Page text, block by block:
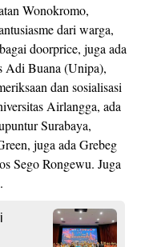
Wonokromo,
dari warga,
doorprice, juga ada
Adi Buana (Unipa),
dan sosialisasi
Airlangga, ada
Surabaya,
juga ada Grebeg
Sego Rongewu. Juga